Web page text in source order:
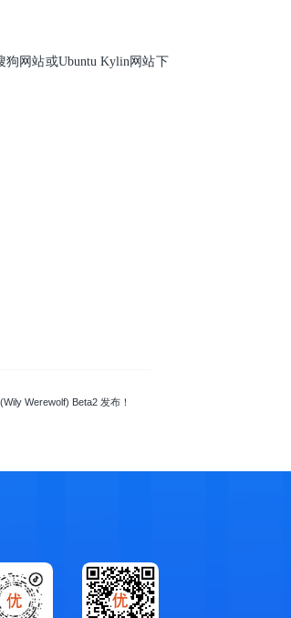
网站或Ubuntu Kylin网站下
Werewolf) Beta2 发布！